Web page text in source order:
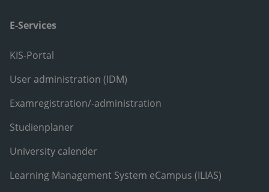
E-Services
KIS-Portal
User administration (IDM)
Examregistration/-administration
Studienplaner
University calender
Learning Management System eCampus (ILIAS)